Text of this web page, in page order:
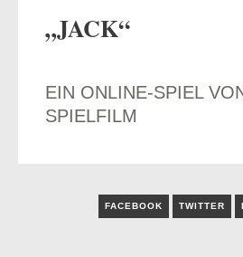
„JACK“
EIN ONLINE-SPIEL
SPIELFILM
FACEBOOK TWITTER